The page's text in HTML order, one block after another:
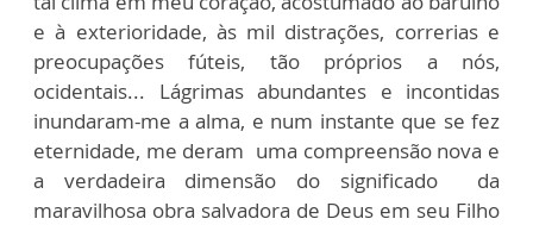
e à exterioridade, às mil distrações, correrias e
preocupações fúteis, tão próprios a nós,
ocidentais... Lágrimas abundantes e incontidas
inundaram-me a alma, e num instante que se fez
eternidade, me deram uma compreensão nova e
a verdadeira dimensão do significado da
maravilhosa obra salvadora de Deus em seu Filho